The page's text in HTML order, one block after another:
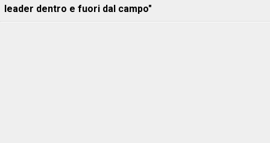
leader dentro e fuori dal campo"